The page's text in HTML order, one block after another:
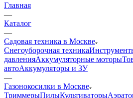
Главная
—
Каталог
—
Садовая техника в Москве
Снегоуборочная техника
давленияАккумуляторные моторы
автоАккумуляторы и ЗУ
—
Газонокосилки в Москве
ТриммерыПилыКультиваторы